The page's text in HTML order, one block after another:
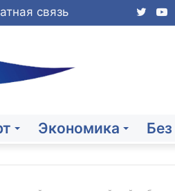
связь
Экономика